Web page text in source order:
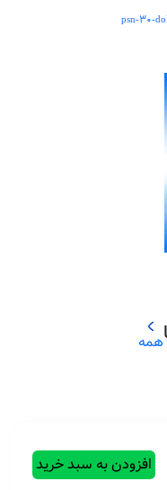
psn-30-
همه
افزودن به سبد خرید